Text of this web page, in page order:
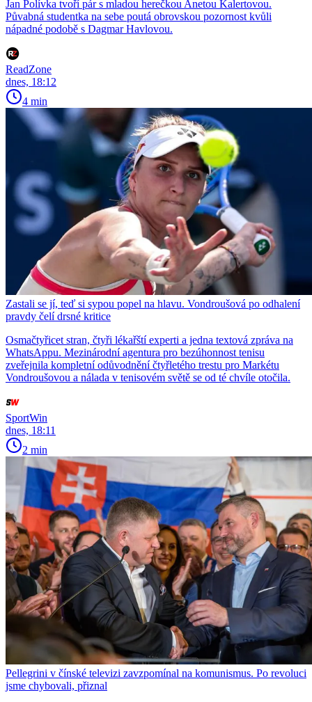
Jan Polívka tvoří pár s mladou herečkou Anetou Kalertovou.
Půvabná studentka na sebe poutá obrovskou pozornost kvůli
nápadné podobě s Dagmar Havlovou.
ReadZone
dnes, 18:12
4 min
Zastali se jí, teď si sypou popel na hlavu. Vondroušová po odhalení
pravdy čelí drsné kritice
Osmačtyřicet stran, čtyři lékařští experti a jedna textová zpráva na
WhatsAppu. Mezinárodní agentura pro bezúhonnost tenisu
zveřejnila kompletní odůvodnění čtyřletého trestu pro Markétu
Vondroušovou a nálada v tenisovém světě se od té chvíle otočila.
SportWin
dnes, 18:11
2 min
Pellegrini v čínské televizi zavzpomínal na komunismus. Po revoluci
jsme chybovali, přiznal